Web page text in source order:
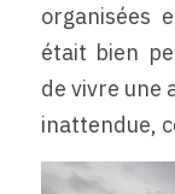
organisées
était bien
de vivre une
inattendue,